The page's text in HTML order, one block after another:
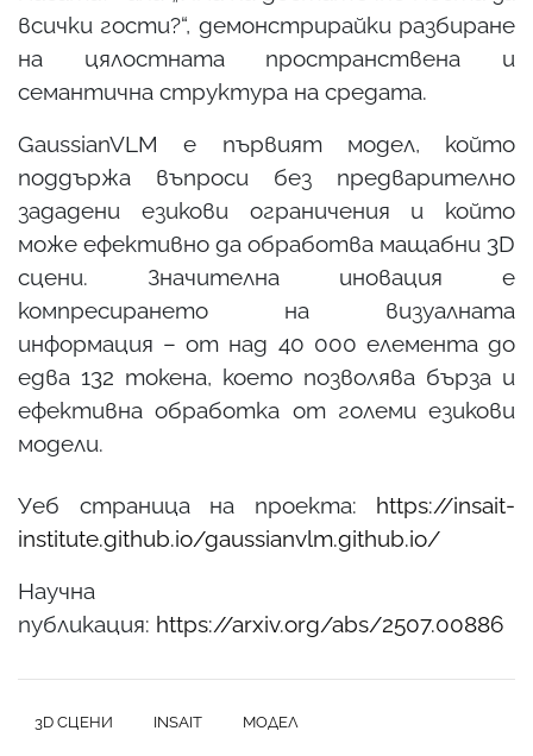
всички гости?“, демонстрирайки разбиране
на цялостната пространствена и
семантична структура на средата.
GaussianVLM е първият модел, който
поддържа въпроси без предварително
зададени езикови ограничения и който
може ефективно да обработва мащабни 3D
сцени. Значителна иновация е
компресирането на визуалната
информация – от над 40 000 елемента до
едва 132 токена, което позволява бърза и
ефективна обработка от големи езикови
модели.
Уеб страница на проекта: https://insait-
institute.github.io/gaussianvlm.github.io/
Научна
публикация: https://arxiv.org/abs/2507.00886
3D СЦЕНИ INSAIT МОДЕЛ